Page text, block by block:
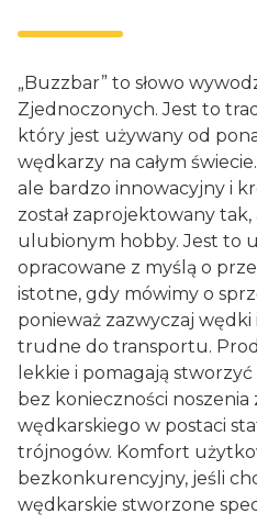
„Buzzbar” to słowo
Zjednoczonych. Jest to
który jest używany od
wędkarzy na całym
ale bardzo innowacyjny i
został zaprojektowany tak,
ulubionym hobby. Jest to
opracowane z myślą o
istotne, gdy mówimy o
ponieważ zazwyczaj wędki
trudne do transportu.
lekkie i pomagają
bez konieczności noszenia
wędkarskiego w postaci
trójnogów. Komfort
bezkonkurencyjny, jeśli
wędkarskie stworzone